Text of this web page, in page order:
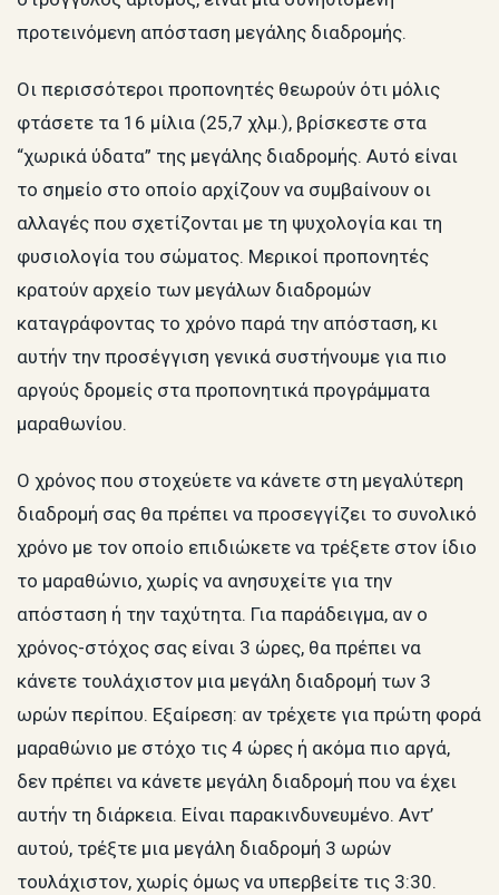
προτεινόμενη απόσταση μεγάλης διαδρομής.
Οι περισσότεροι προπονητές θεωρούν ότι μόλις
φτάσετε τα 16 μίλια (25,7 χλμ.), βρίσκεστε στα
“χωρικά ύδατα” της μεγάλης διαδρομής. Αυτό είναι
το σημείο στο οποίο αρχίζουν να συμβαίνουν οι
αλλαγές που σχετίζονται με τη ψυχολογία και τη
φυσιολογία του σώματος. Μερικοί προπονητές
κρατούν αρχείο των μεγάλων διαδρομών
καταγράφοντας το χρόνο παρά την απόσταση, κι
αυτήν την προσέγγιση γενικά συστήνουμε για πιο
αργούς δρομείς στα προπονητικά προγράμματα
μαραθωνίου.
Ο χρόνος που στοχεύετε να κάνετε στη μεγαλύτερη
διαδρομή σας θα πρέπει να προσεγγίζει το συνολικό
χρόνο με τον οποίο επιδιώκετε να τρέξετε στον ίδιο
το μαραθώνιο, χωρίς να ανησυχείτε για την
απόσταση ή την ταχύτητα. Για παράδειγμα, αν ο
χρόνος-στόχος σας είναι 3 ώρες, θα πρέπει να
κάνετε τουλάχιστον μια μεγάλη διαδρομή των 3
ωρών περίπου. Εξαίρεση: αν τρέχετε για πρώτη φορά
μαραθώνιο με στόχο τις 4 ώρες ή ακόμα πιο αργά,
δεν πρέπει να κάνετε μεγάλη διαδρομή που να έχει
αυτήν τη διάρκεια. Είναι παρακινδυνευμένο. Αντ’
αυτού, τρέξτε μια μεγάλη διαδρομή 3 ωρών
τουλάχιστον, χωρίς όμως να υπερβείτε τις 3:30.